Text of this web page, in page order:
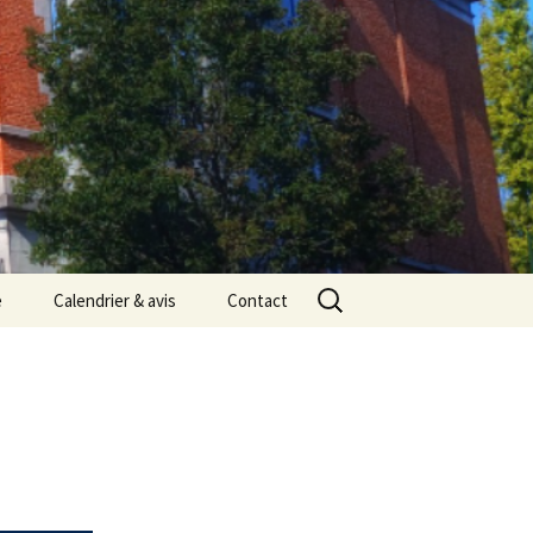
Calendrier & avis Contact
Rechercher :